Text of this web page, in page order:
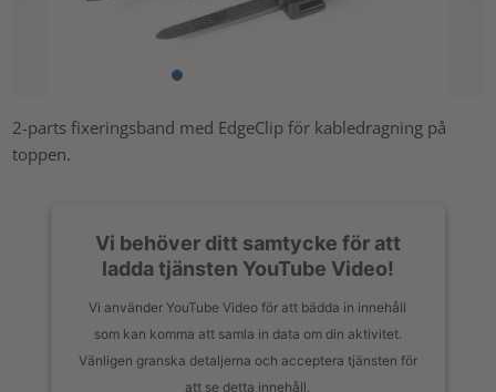
2-parts fixeringsband med EdgeClip för kabledragning på
toppen.
Vi behöver ditt samtycke för att
ladda tjänsten YouTube Video!
Vi använder YouTube Video för att bädda in innehåll
som kan komma att samla in data om din aktivitet.
Vänligen granska detaljerna och acceptera tjänsten för
att se detta innehåll.